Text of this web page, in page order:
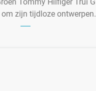
Tommy Hilfiger Trui
zijn tijdloze